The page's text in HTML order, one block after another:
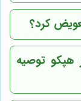
کرد؟
هپکو توصیه